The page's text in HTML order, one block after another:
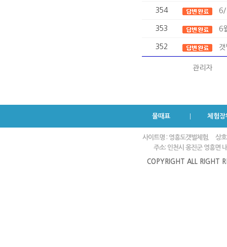
354 6/
353 6
352
관리자
물때표 체험장
사이트명 : 영흥도갯벌체험.
상
주소: 인천시 옹진군 영흥면
COPYRIGHT ALL RIGHT